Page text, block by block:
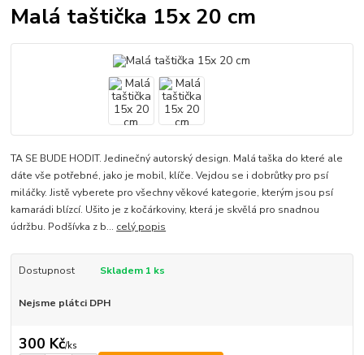
Malá taštička 15x 20 cm
TA SE BUDE HODIT. Jedinečný autorský design. Malá taška do které ale
dáte vše potřebné, jako je mobil, klíče. Vejdou se i dobrůtky pro psí
miláčky. Jistě vyberete pro všechny věkové kategorie, kterým jsou psí
kamarádi blízcí. Ušito je z kočárkoviny, která je skvělá pro snadnou
údržbu. Podšívka z b... celý popis
Dostupnost Skladem 1 ks
Nejsme plátci DPH
300 Kč/ks